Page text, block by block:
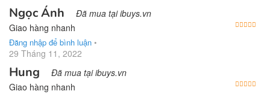
Ngọc Ánh Đã mua tại ibuys.vn
Giao hàng nhanh
Đăng nhập để bình luận •
29 Tháng 11, 2022
Hung Đã mua tại ibuys.vn
Giao hàng nhanh